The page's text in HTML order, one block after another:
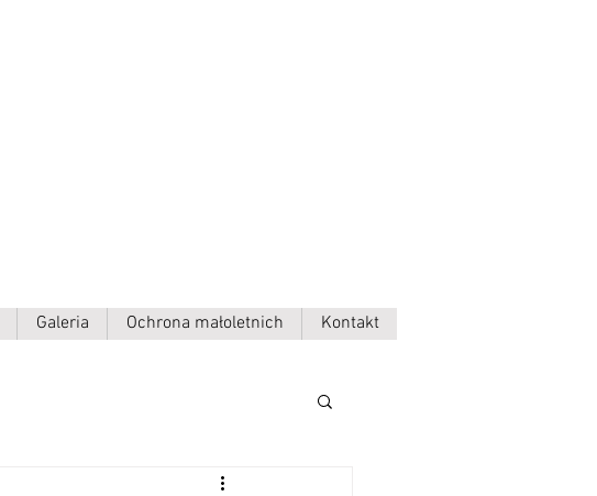
Galeria Ochrona małoletnich Kontakt